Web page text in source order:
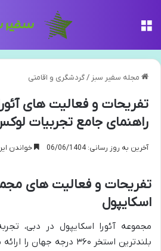
مجله سفیر سبز /گردشگری و اقامتی
تفریحات و فعالیت های
راهنمای جامع تجربیات
آخرین به روز رسانی: 06/06/1404 خواندن این مطلب 17
تفریحات و فعالیت های
اسکایپول
مجموعه آئورا اسکایپول در دبی،
بلندترین استخر ۳۶۰ درجه